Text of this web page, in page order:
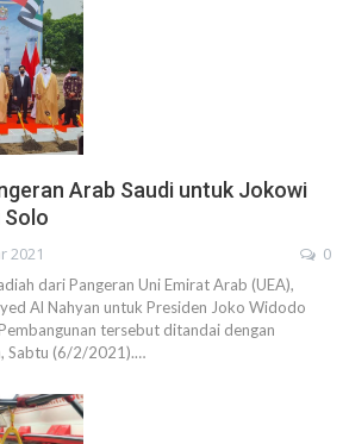
Arab Saudi untuk Jokowi
Solo
2021 0
dari Pangeran Uni Emirat Arab (UEA),
Al Nahyan untuk Presiden Joko Widodo
tersebut ditandai dengan
Sabtu (6/2/2021).…